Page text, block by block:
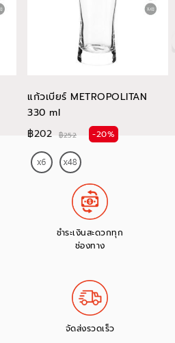
แก้วเบียร์ METROPOLITAN
330 ml
฿202
฿252 -20%
ชำระเงินสะดวกทุก
ช่องทาง
จัดส่งรวดเร็ว